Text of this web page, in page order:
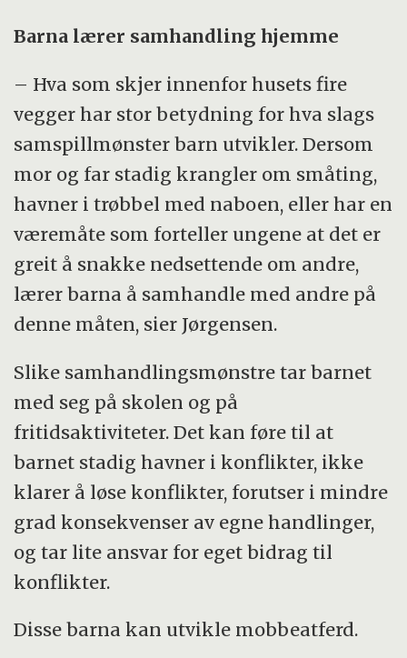
Barna lærer samhandling hjemme
– Hva som skjer innenfor husets fire
vegger har stor betydning for hva slags
samspillmønster barn utvikler. Dersom
mor og far stadig krangler om småting,
havner i trøbbel med naboen, eller har en
væremåte som forteller ungene at det er
greit å snakke nedsettende om andre,
lærer barna å samhandle med andre på
denne måten, sier Jørgensen.
Slike samhandlingsmønstre tar barnet
med seg på skolen og på
fritidsaktiviteter. Det kan føre til at
barnet stadig havner i konflikter, ikke
klarer å løse konflikter, forutser i mindre
grad konsekvenser av egne handlinger,
og tar lite ansvar for eget bidrag til
konflikter.
Disse barna kan utvikle mobbeatferd.